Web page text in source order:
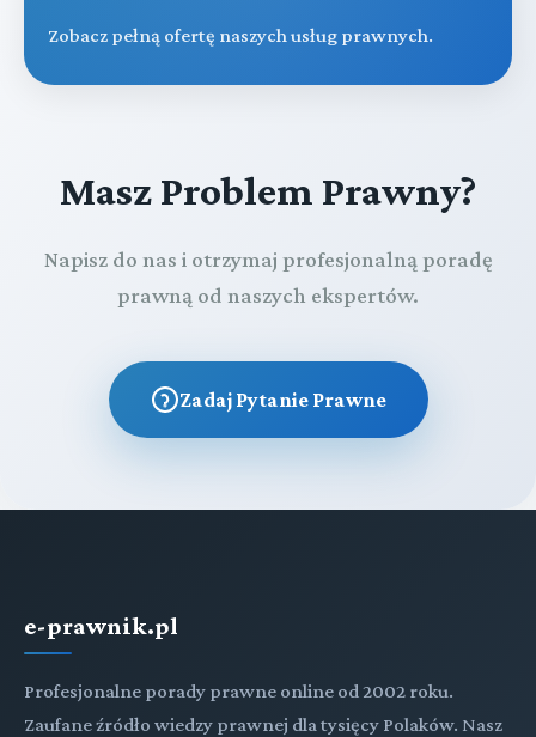
Zobacz pełną ofertę naszych usług prawnych.
Masz Problem Prawny?
Napisz do nas i otrzymaj profesjonalną poradę
prawną od naszych ekspertów.
Zadaj Pytanie Prawne
e-prawnik.pl
Profesjonalne porady prawne online od 2002 roku.
Zaufane źródło wiedzy prawnej dla tysięcy Polaków. Nasz